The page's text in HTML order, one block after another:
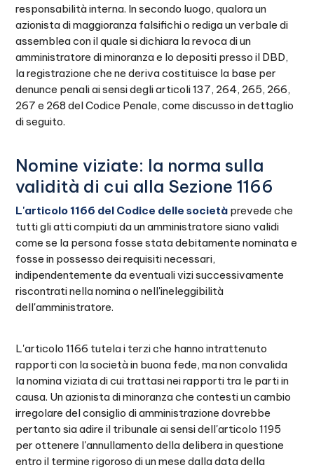
responsabilità interna. In secondo luogo, qualora un
azionista di maggioranza falsifichi o rediga un verbale di
assemblea con il quale si dichiara la revoca di un
amministratore di minoranza e lo depositi presso il DBD,
la registrazione che ne deriva costituisce la base per
denunce penali ai sensi degli articoli 137, 264, 265, 266,
267 e 268 del Codice Penale, come discusso in dettaglio
di seguito.
Nomine viziate: la norma sulla
validità di cui alla Sezione 1166
L'articolo 1166 del Codice delle società prevede che
tutti gli atti compiuti da un amministratore siano validi
come se la persona fosse stata debitamente nominata e
fosse in possesso dei requisiti necessari,
indipendentemente da eventuali vizi successivamente
riscontrati nella nomina o nell'ineleggibilità
dell'amministratore.
L'articolo 1166 tutela i terzi che hanno intrattenuto
rapporti con la società in buona fede, ma non convalida
la nomina viziata di cui trattasi nei rapporti tra le parti in
causa. Un azionista di minoranza che contesti un cambio
irregolare del consiglio di amministrazione dovrebbe
pertanto sia adire il tribunale ai sensi dell'articolo 1195
per ottenere l'annullamento della delibera in questione
entro il termine rigoroso di un mese dalla data della